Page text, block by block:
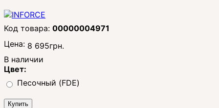
00000004971
Цена: 8 695грн.
В наличии
Цвет:
Песочный (FDE)
Купить